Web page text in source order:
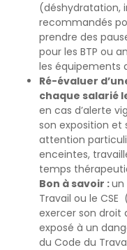
(déshydratation,
recommandés
prendre des
pour les BTP ou
les équipements
Ré-évaluer
chaque salarié
en cas d’alerte
son exposition et
attention
enceintes,
temps
Bon à savoir :un
Travail ou le
exercer son droit
exposé à un
du Code du